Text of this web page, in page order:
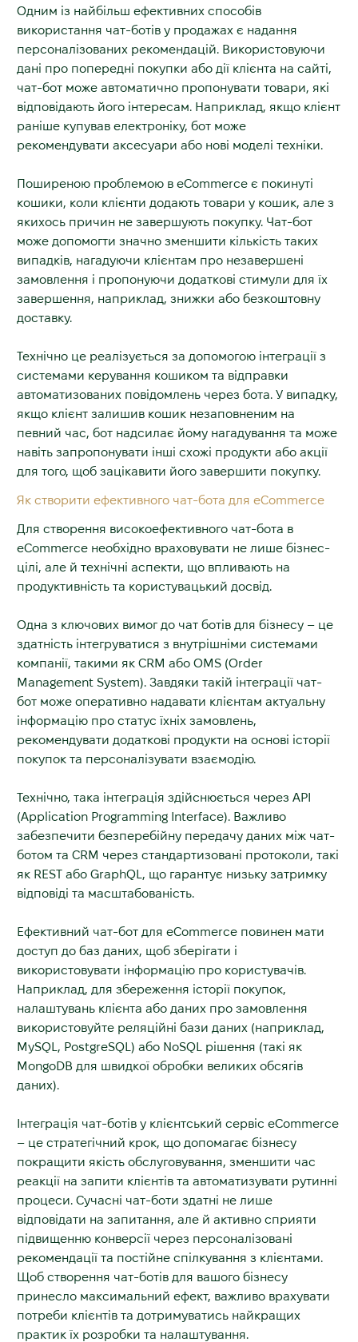
Одним із найбільш ефективних способів
використання чат-ботів у продажах є надання
персоналізованих рекомендацій. Використовуючи
дані про попередні покупки або дії клієнта на сайті,
чат-бот може автоматично пропонувати товари, які
відповідають його інтересам. Наприклад, якщо клієнт
раніше купував електроніку, бот може
рекомендувати аксесуари або нові моделі техніки.
Поширеною проблемою в eCommerce є покинуті
кошики, коли клієнти додають товари у кошик, але з
якихось причин не завершують покупку. Чат-бот
може допомогти значно зменшити кількість таких
випадків, нагадуючи клієнтам про незавершені
замовлення і пропонуючи додаткові стимули для їх
завершення, наприклад, знижки або безкоштовну
доставку.
Технічно це реалізується за допомогою інтеграції з
системами керування кошиком та відправки
автоматизованих повідомлень через бота. У випадку,
якщо клієнт залишив кошик незаповненим на
певний час, бот надсилає йому нагадування та може
навіть запропонувати інші схожі продукти або акції
для того, щоб зацікавити його завершити покупку.
Як створити ефективного чат-бота для eCommerce
Для створення високоефективного чат-бота в
eCommerce необхідно враховувати не лише бізнес-
цілі, але й технічні аспекти, що впливають на
продуктивність та користувацький досвід.
Одна з ключових вимог до чат ботів для бізнесу – це
здатність інтегруватися з внутрішніми системами
компанії, такими як CRM або OMS (Order
Management System). Завдяки такій інтеграції чат-
бот може оперативно надавати клієнтам актуальну
інформацію про статус їхніх замовлень,
рекомендувати додаткові продукти на основі історії
покупок та персоналізувати взаємодію.
Технічно, така інтеграція здійснюється через API
(Application Programming Interface). Важливо
забезпечити безперебійну передачу даних між чат-
ботом та CRM через стандартизовані протоколи, такі
як REST або GraphQL, що гарантує низьку затримку
відповіді та масштабованість.
Ефективний чат-бот для eCommerce повинен мати
доступ до баз даних, щоб зберігати і
використовувати інформацію про користувачів.
Наприклад, для збереження історії покупок,
налаштувань клієнта або даних про замовлення
використовуйте реляційні бази даних (наприклад,
MySQL, PostgreSQL) або NoSQL рішення (такі як
MongoDB для швидкої обробки великих обсягів
даних).
Інтеграція чат-ботів у клієнтський сервіс eCommerce
–це стратегічний крок, що допомагає бізнесу
покращити якість обслуговування, зменшити час
реакції на запити клієнтів та автоматизувати рутинні
процеси. Сучасні чат-боти здатні не лише
відповідати на запитання, але й активно сприяти
підвищенню конверсії через персоналізовані
рекомендації та постійне спілкування з клієнтами.
Щоб створення чат-ботів для вашого бізнесу
принесло максимальний ефект, важливо врахувати
потреби клієнтів та дотримуватись найкращих
практик їх розробки та налаштування.